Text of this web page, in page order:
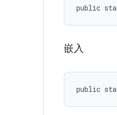
public
嵌入
public